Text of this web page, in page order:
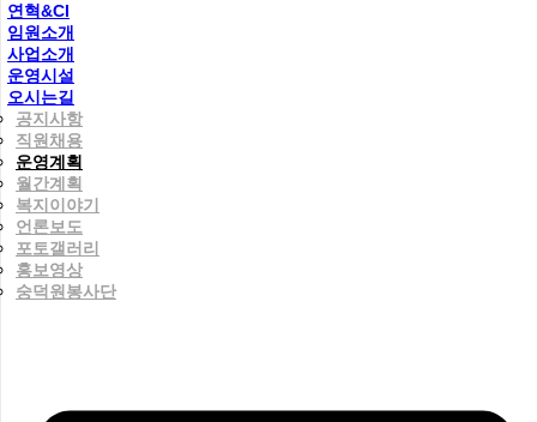
연혁&CI
임원소개
사업소개
운영시설
오시는길
공지사항
직원채용
운영계획
월간계획
복지이야기
언론보도
포토갤러리
홍보영상
숭덕원봉사단